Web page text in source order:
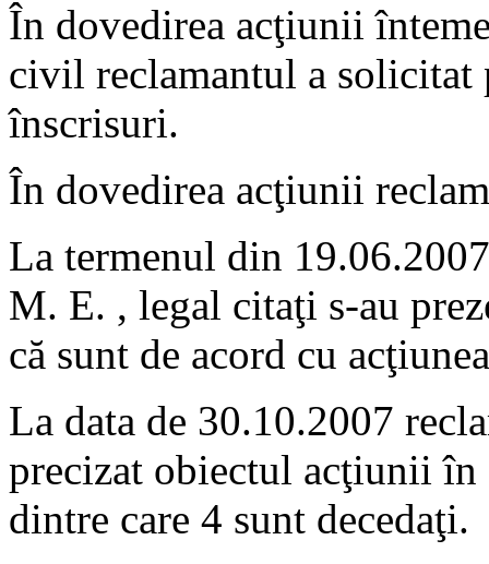
În dovedirea acţiunii
civil reclamantul a solicitat
înscrisuri.
În dovedirea acţiunii
La termenul din
M. E. , legal citaţi s-au
că sunt de acord cu
La data de 30.10.2007
precizat obiectul acţiunii în
dintre care 4 sunt decedaţi.